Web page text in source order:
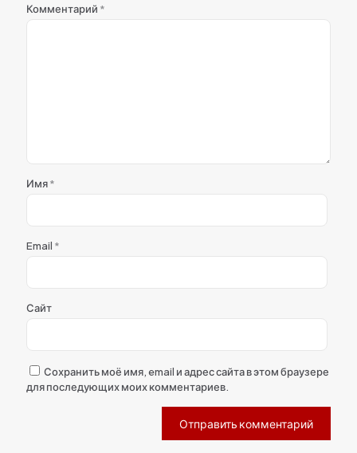
Комментарий *
Имя*
Email *
Сайт
Сохранить моё имя, email и адрес сайта в этом браузере
для последующих моих комментариев.